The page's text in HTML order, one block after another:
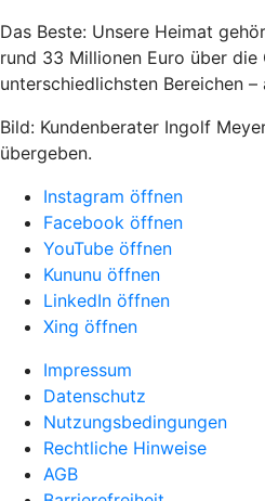
Das Beste: Unsere Heimat
rund 33 Millionen Euro über
unterschiedlichsten Bereichen
Bild: Kundenberater Ingolf
übergeben.
Instagram öffnen
Facebook öffnen
YouTube öffnen
Kununu öffnen
LinkedIn öffnen
Xing öffnen
Impressum
Datenschutz
Nutzungsbedingungen
Rechtliche Hinweise
AGB